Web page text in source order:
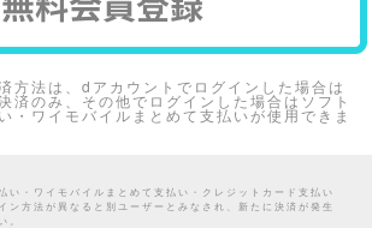
方法は、dアカウントでログインした場合は
済のみ、その他でログインした場合はソフト
・ワイモバイルまとめて支払いが使用できま
い・ワイモバイルまとめて支払い・クレジットカード支払い
ン方法が異なると別ユーザーとみなされ、新たに決済が発生
。